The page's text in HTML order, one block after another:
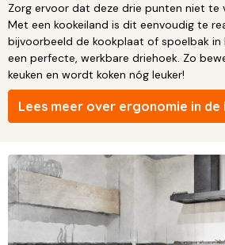
Zorg ervoor dat deze drie punten niet te
Met een kookeiland is dit eenvoudig te
bijvoorbeeld de kookplaat of spoelbak in
een perfecte, werkbare driehoek. Zo
keuken en wordt koken nóg leuker!
Lees meer over ergonomie in de